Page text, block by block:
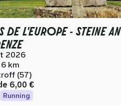
DE L'EUROPE - STEINE AN
2026
km
(57)
6,00 €
Running